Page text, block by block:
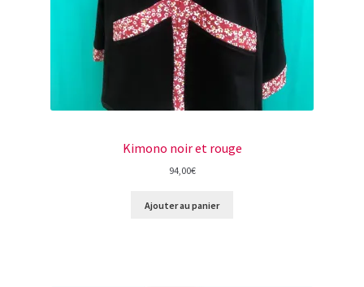
Kimono noir et rouge
94,00€
Ajouter au panier